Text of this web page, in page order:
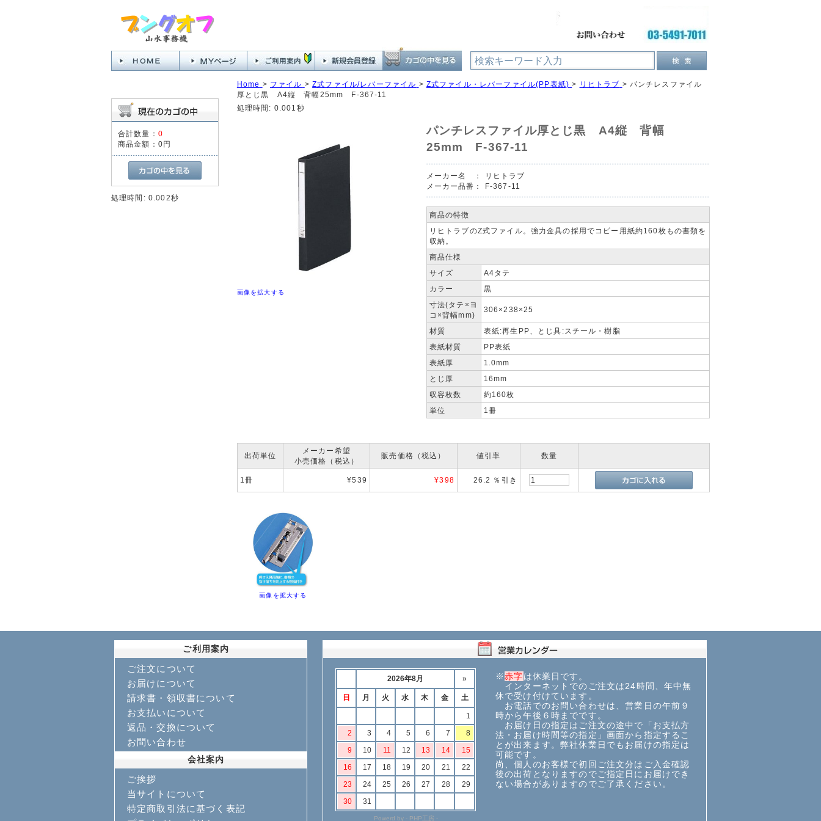
合計数量： 0
商品金額： 0円
処理時間: 0.002秒
Home > ファイル >Z式ファイル/レバーファイル > Z式ファイル・レバーファイル(PP表紙) > リヒトラブ > パンチレスファイル
厚とじ黒 A4縦 背幅25mm F-367-11
処理時間: 0.001秒
画像を拡大する
パンチレスファイル厚とじ黒 A4縦 背幅
25mm F-367-11
メーカー名 ：
リヒトラブ
メーカー品番：
F-367-11
商品の特徴
リヒトラブのZ式ファイル。強力金具の採用でコピー用紙約160枚もの書類を
収納。
商品仕様
サイズ
A4タテ
カラー
黒
寸法(タテ×ヨ
コ×背幅mm)
306×238×25
材質
表紙:再生PP、とじ具:スチール・樹脂
表紙材質
PP表紙
表紙厚
1.0mm
とじ厚
16mm
収容枚数
約160枚
単位
1冊
出荷単位
メーカー希望
小売価格（税込）
販売価格（税込） 値引率 数量
1冊 ¥539 ¥398 26.2 ％引き
画像を拡大する
ご利用案内
ご注文について
お届けについて
請求書・領収書について
お支払いについて
返品・交換について
お問い合わせ
会社案内
ご挨拶
当サイトについて
特定商取引法に基づく表記
※赤字は休業日です。
インターネットでのご注文は24時間、年中無
休で受け付けています。
お電話でのお問い合わせは、営業日の午前９
時から午後６時までです。
お届け日の指定はご注文の途中で「お支払方
法・お届け時間等の指定」画面から指定するこ
とが出来ます。弊社休業日でもお届けの指定は
可能です。
尚、個人のお客様で初回ご注文分はご入金確認
後の出荷となりますのでご指定日にお届けでき
ない場合がありますのでご了承ください。